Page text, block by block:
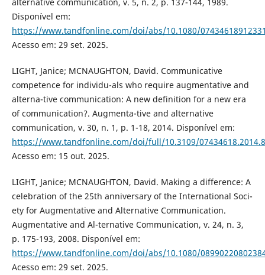
Disponível em:
https://www.tandfonline.com/doi/abs/10.1080/
Acesso em: 29 set. 2025.
LIGHT, Janice; MCNAUGHTON, David. Communicative
competence for individu-als who require augmentative and
alterna-tive communication: A new definition for a new era
of communication?. Augmenta-tive and alternative
communication, v. 30, n. 1, p. 1-18, 2014. Disponível em:
https://www.tandfonline.com/doi/full/10.3109/
Acesso em: 15 out. 2025.
LIGHT, Janice; MCNAUGHTON, David. Making a difference: A
celebration of the 25th anniversary of the International Soci-
ety for Augmentative and Alternative Communication.
Augmentative and Al-ternative Communication, v. 24, n. 3,
p. 175-193, 2008. Disponível em:
https://www.tandfonline.com/doi/abs/10.1080/
Acesso em: 29 set. 2025.